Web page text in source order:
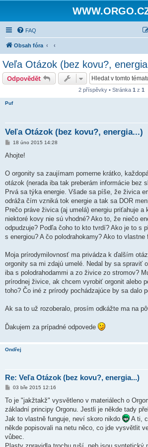
FAQ
Obsah fóra
Veľa Otázok (bez kovu?,
Odpovědět
2 příspěvky • Stránka 1 z 1
Puf
Veľa Otázok (bez kovu?, energia...)
P
í
ě
e
k
18 úno 2015 14:28
Ahojte!
O orgonity sa zaujímam pomerne krátko,
otázok (nerada iba tak preberám informácie bez
Prvá sa týka energie. Všade sa píše, že živica
odráža čím vzniká tok energie a tak sa DOR
Prečo práve živica (aj umelá) energiu priťahuje a
niektoré kovy nie sú vhodné? Ako to, že niečo
odpudzuje? Podľa čoho to kto tvrdí? Ako je to s
s energiou? A čo polodrahokamy? Ako to vlastne
Moja prírodymilovnosť ma privádza k ďalším
orgonity sa mi zdajú umelé. Nedal by sa spraviť
iba s polodrahodammi a zo živice zo stromov?
prírodnej živice, ak chcem vyrobiť orgonit alebo
toho? Čo iné z prírody pochádzajúce by sa dalo
Ak sa to už rozoberalo, prosím odkážte ma na
Ďakujem za prípadné odpovede
Ondřej
Re: Veľa Otázok (bez kovu?, energia...)
P
í
p
ě
v
e
k
03 bře 2015 12:16
To je "jakžtakž" vysvětleno v materiálech o
základní principy Orgonu. Jestli je někde tady
Jak to vlastně funguje, neví skoro nikdo
A ti,
někde popisovali na netu něco, co jde vysvětlit
vůbec.